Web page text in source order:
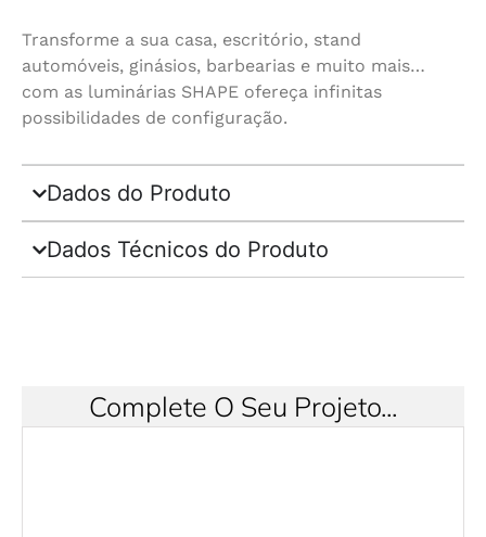
Transforme a sua casa, escritório, stand
automóveis, ginásios, barbearias e muito mais…
com as luminárias SHAPE ofereça infinitas
possibilidades de configuração.
Dados do Produto
Dados Técnicos do Produto
Complete O Seu Projeto...